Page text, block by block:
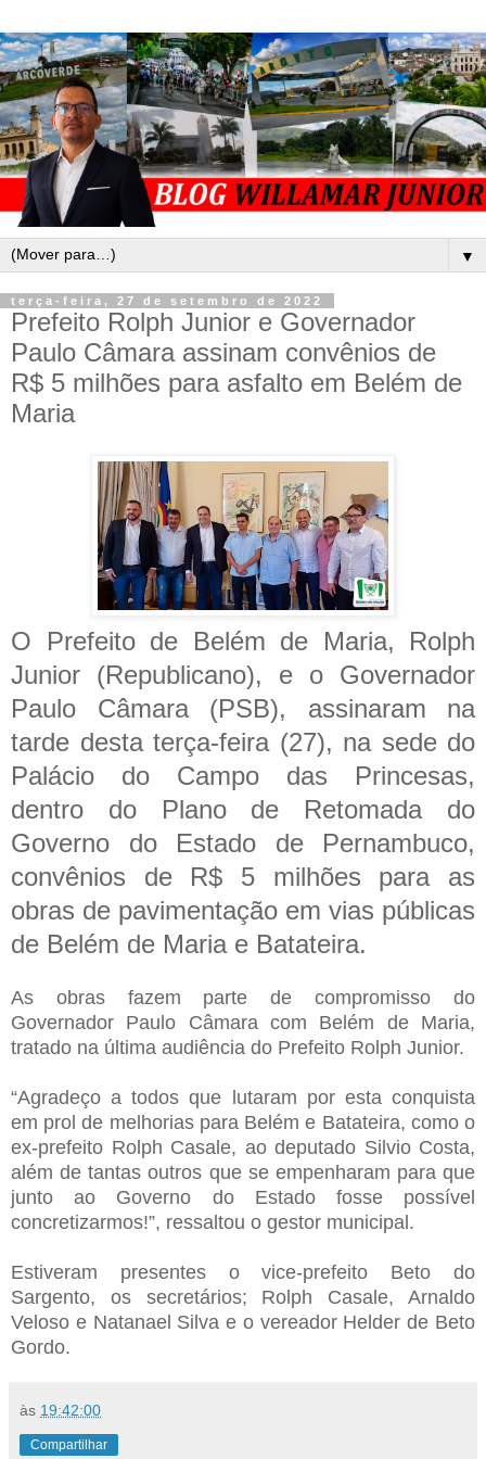
▼
terça-feira, 27 de setembro de 2022
Prefeito Rolph Junior e Governador
Paulo Câmara assinam convênios de
R$ 5 milhões para asfalto em Belém de
Maria
O Prefeito de Belém de Maria, Rolph
Junior (Republicano), e o Governador
Paulo Câmara (PSB), assinaram na
tarde desta terça-feira (27), na sede do
Palácio do Campo das Princesas,
dentro do Plano de Retomada do
Governo do Estado de Pernambuco,
convênios de R$ 5 milhões para as
obras de pavimentação em vias públicas
de Belém de Maria e Batateira.
As obras fazem parte de compromisso do
Governador Paulo Câmara com Belém de Maria,
tratado na última audiência do Prefeito Rolph Junior.
“Agradeço a todos que lutaram por esta conquista
em prol de melhorias para Belém e Batateira, como o
ex-prefeito Rolph Casale, ao deputado Silvio Costa,
além de tantas outros que se empenharam para que
junto ao Governo do Estado fosse possível
concretizarmos!”, ressaltou o gestor municipal.
Estiveram presentes o vice-prefeito Beto do
Sargento, os secretários; Rolph Casale, Arnaldo
Veloso e Natanael Silva e o vereador Helder de Beto
Gordo.
às 19:42:00
Compartilhar